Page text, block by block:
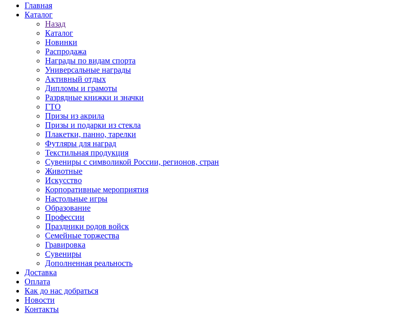
Главная
Каталог
Назад
Каталог
Новинки
Распродажа
Награды по видам спорта
Универсальные награды
Активный отдых
Дипломы и грамоты
Разрядные книжки и значки
ГТО
Призы из акрила
Призы и подарки из стекла
Плакетки, панно, тарелки
Футляры для наград
Текстильная продукция
Сувениры с символикой России, регионов, стран
Животные
Искусство
Корпоративные мероприятия
Настольные игры
Образование
Профессии
Праздники родов войск
Семейные торжества
Гравировка
Сувениры
Дополненная реальность
Доставка
Оплата
Как до нас добраться
Новости
Контакты